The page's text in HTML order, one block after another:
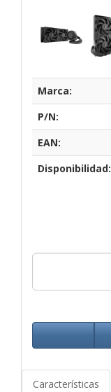
Marca:
P/N:
EAN:
Disponibilidad:
Características